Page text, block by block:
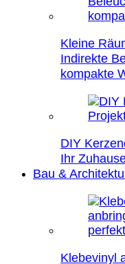
Kleine
Indirekte
kompakte
DIY
Ihr
Bau &
Klebevinyl